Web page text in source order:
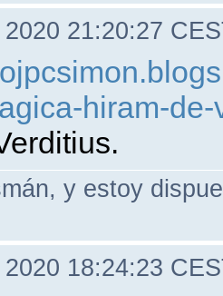
21:20:27
hiram-
y estoy
18:24:23